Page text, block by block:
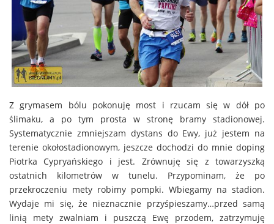
Z grymasem bólu pokonuję most i rzucam się w dół po
ślimaku, a po tym prosta w stronę bramy stadionowej.
Systematycznie zmniejszam dystans do Ewy, już jestem na
terenie okołostadionowym, jeszcze dochodzi do mnie doping
Piotrka Cypryańskiego i jest. Zrównuję się z towarzyszką
ostatnich kilometrów w tunelu. Przypominam, że po
przekroczeniu mety robimy pompki. Wbiegamy na stadion.
Wydaje mi się, że nieznacznie przyśpieszamy…przed samą
linią mety zwalniam i puszczą Ewę przodem, zatrzymuję